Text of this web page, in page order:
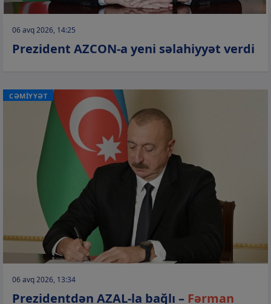
06 avq 2026, 14:25
Prezident AZCON-a yeni səlahiyyət verdi
CƏMİYYƏT
06 avq 2026, 13:34
Prezidentdən AZAL-la bağlı – Fərman